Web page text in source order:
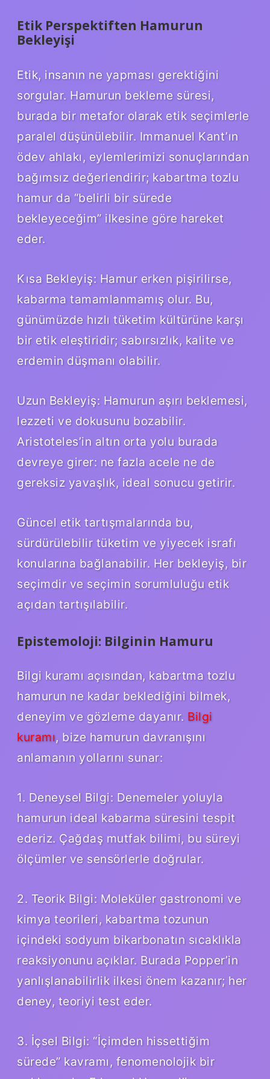
Etik Perspektiften Hamurun
Bekleyişi
Etik, insanın ne yapması gerektiğini
sorgular. Hamurun bekleme süresi,
burada bir metafor olarak etik seçimlerle
paralel düşünülebilir. Immanuel Kant’ın
ödev ahlakı, eylemlerimizi sonuçlarından
bağımsız değerlendirir; kabartma tozlu
hamur da “belirli bir sürede
bekleyeceğim” ilkesine göre hareket
eder.
Kısa Bekleyiş: Hamur erken pişirilirse,
kabarma tamamlanmamış olur. Bu,
günümüzde hızlı tüketim kültürüne karşı
bir etik eleştiridir; sabırsızlık, kalite ve
erdemin düşmanı olabilir.
Uzun Bekleyiş: Hamurun aşırı beklemesi,
lezzeti ve dokusunu bozabilir.
Aristoteles’in altın orta yolu burada
devreye girer: ne fazla acele ne de
gereksiz yavaşlık, ideal sonucu getirir.
Güncel etik tartışmalarında bu,
sürdürülebilir tüketim ve yiyecek israfı
konularına bağlanabilir. Her bekleyiş, bir
seçimdir ve seçimin sorumluluğu etik
açıdan tartışılabilir.
Epistemoloji: Bilginin Hamuru
Bilgi kuramı açısından, kabartma tozlu
hamurun ne kadar beklediğini bilmek,
deneyim ve gözleme dayanır. Bilgi
kuramı, bize hamurun davranışını
anlamanın yollarını sunar:
1. Deneysel Bilgi: Denemeler yoluyla
hamurun ideal kabarma süresini tespit
ederiz. Çağdaş mutfak bilimi, bu süreyi
ölçümler ve sensörlerle doğrular.
2. Teorik Bilgi: Moleküler gastronomi ve
kimya teorileri, kabartma tozunun
içindeki sodyum bikarbonatın sıcaklıkla
reaksiyonunu açıklar. Burada Popper’in
yanlışlanabilirlik ilkesi önem kazanır; her
deney, teoriyi test eder.
3. İçsel Bilgi: “İçimden hissettiğim
sürede” kavramı, fenomenolojik bir